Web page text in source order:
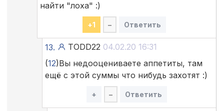
найти "лоха" :)
+1 – Ответить
13. TODD22 04.02.20 16:31
(12)Вы недооцениваете аппетиты, там
ещё с этой суммы что нибудь захотят :)
+ – Ответить